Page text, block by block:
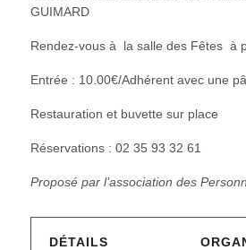
GUIMARD
Rendez-vous à la salle des Fêtes à
Entrée : 10.00€/Adhérent avec une
Restauration et buvette sur place
Réservations : 02 35 93 32 61
Proposé par l’association des
DÉTAILS